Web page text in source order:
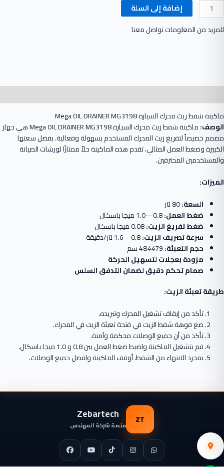
إضافة إلى السلة
للمزيد من المعلومات تواصل معنا
ماكينةشفط زيت محرك السيارة MegaOIL DRAINER MG3198
الوصف:
ماكينة شفط زيت محرك السيارة Mega OIL DRAINER MG3198 هي جهاز
مصمم خصيصاً لتفريغ زيت المحرك المستخدم بسهولة وفعالية. بفضل سعتها
الكبيرة وضغط العمل المثالي، تقدم هذه الماكينة حلاً ممتازًا لورشات الصيانة
والمستخدمين المحترفين.
الميزات:
السعة:80 لتر
ضغط العمل:0.8—1.0 ميجا باسكال
ضغط تفريغ الزيت:0.08 ميجا باسكال
سرعة تصريف الزيت:0.8—1.6 لتر/دقيقة
حجم التعبئة:
4479 سم
مزودة بعجلات لتسهيل الحركة
صمام تحكم دقيق لضمان التدفق السلس
طريقة تعبئة الزيت:
تأكد من إيقاف تشغيل المحرك وتبريده.
ضع فوهة شفط الزيت في فتحة تعبئة الزيت في المحرك.
تأكد من أن جميع الوصلات محكمة وآمنة.
قم بتشغيل الماكينة واضبط ضغط العمل بين 0.8 و 1.0 ميجا باسكال.
بمجرد الانتهاء من الشفط، أوقف الماكينة وافصل جميع الوصلات.
ZT
Zebartech
منصة شركة المهندس
كمية
ماكينة
شفطإضافة إلى السلة